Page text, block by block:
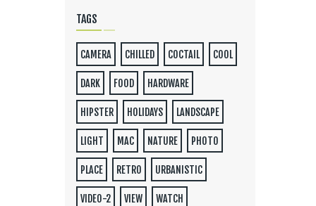
TAGS
CAMERA CHILLED COCTAIL COOL
DARK FOOD HARDWARE
HIPSTER HOLIDAYS LANDSCAPE
LIGHT MAC NATURE PHOTO
PLACE RETRO URBANISTIC
VIDEO-2 VIEW WATCH